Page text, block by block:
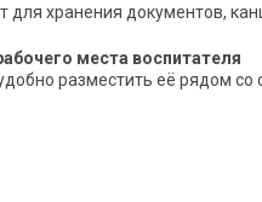
хранения документов,
места воспитателя
разместить её рядом